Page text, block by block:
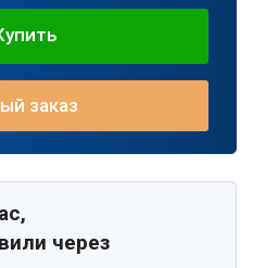
заказ
через